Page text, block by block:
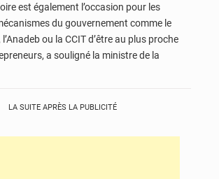
est également l’occasion pour les
du gouvernement comme le
ou la CCIT d’être au plus proche
a souligné la ministre de la
LA SUITE APRÈS LA PUBLICITÉ